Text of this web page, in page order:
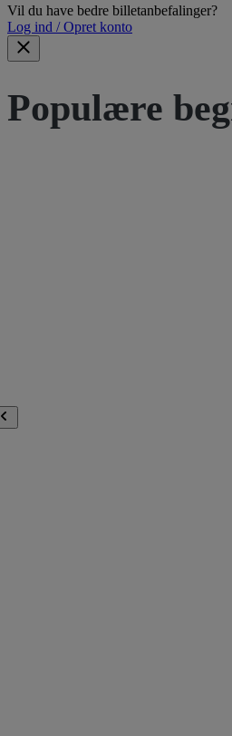
Vil du have bedre billetanbefalinger?
Log ind / Opret konto
Populære